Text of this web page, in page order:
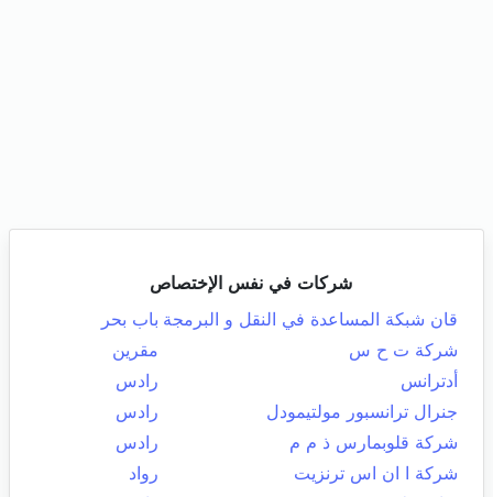
شركات في نفس الإختصاص
قان شبكة المساعدة في النقل و البرمجة باب بحر
شركة ت ح س
مقرين
أدترانس
رادس
جنرال ترانسبور مولتيمودل
رادس
شركة قلوبمارس ذ م م
رادس
شركة ا ان اس ترنزيت
رواد